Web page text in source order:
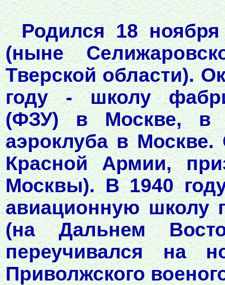
Родился 18
(ныне
Тверской области).
году - школу
(ФЗУ) в Москве, в
аэроклуба в
Красной Армии,
Москвы). В 1940
авиационную школу
(на Дальнем
переучивался на
Приволжского